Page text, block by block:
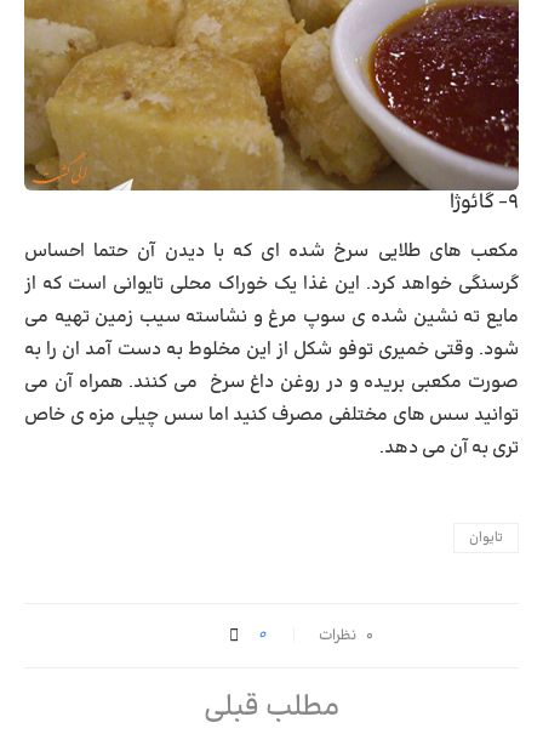
۹- گائوژا
مکعب های طلایی سرخ شده ای که با دیدن آن حتما احساس
گرسنگی خواهد کرد. این غذا یک خوراک محلی تایوانی است که از
مایع ته نشین شده ی سوپ مرغ و نشاسته سیب زمین تهیه می
شود. وقتی خمیری توفو شکل از این مخلوط به دست آمد ان را به
صورت مکعبی بریده و در روغن داغ سرخ می کنند. همراه آن می
توانید سس های مختلفی مصرف کنید اما سس چیلی مزه ی خاص
تری به آن می دهد.
تایوان
۰ نظرات 0
مطلب قبلی